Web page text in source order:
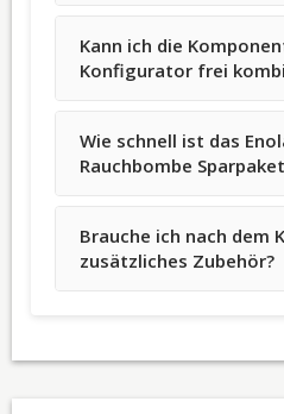
Kann ich die
Konfigurator frei
Wie schnell ist das
Rauchbombe
Brauche ich nach dem
zusätzliches Zubehör?